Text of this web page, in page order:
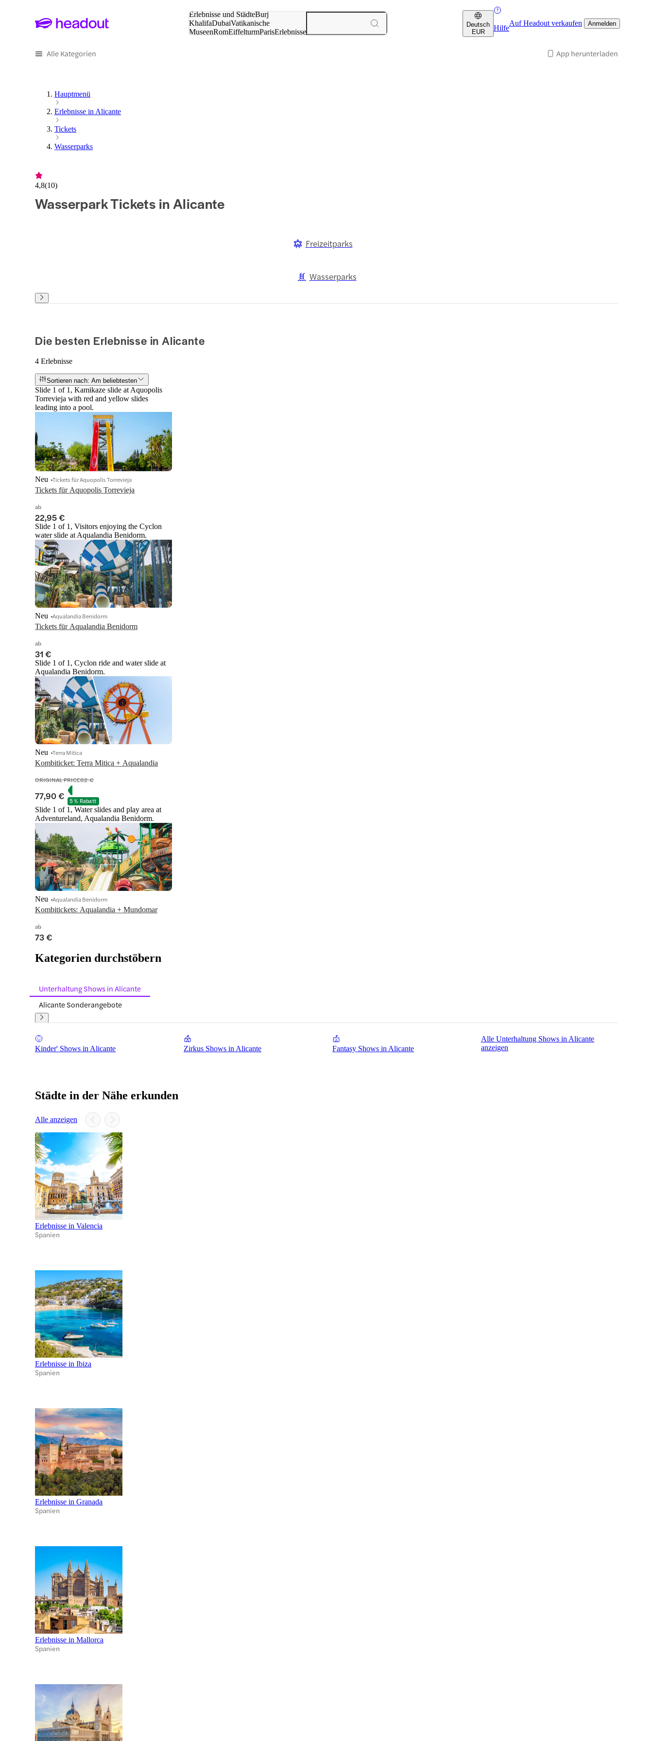
Erlebnisse und StädteBurj
KhalifaDubaiVatikanische
MuseenRomEiffelturmParisErlebnisse
Deutsch
EUR
Hilfe
Auf Headout verkaufen Anmelden
Alle Kategorien App herunterladen
Hauptmenü
Erlebnisse in Alicante
Tickets
Wasserparks
4,8(10)
Wasserpark Tickets in Alicante
Freizeitparks
Wasserparks
Die besten Erlebnisse in Alicante
4 Erlebnisse
Sortieren nach: Am beliebtesten
Slide 1 of 1, Kamikaze slide at Aquopolis
Torrevieja with red and yellow slides
leading into a pool.
Tickets für Aquopolis Torrevieja
Neu Tickets für Aquopolis Torrevieja
ab
22,95 €
Slide 1 of 1, Visitors enjoying the Cyclon
water slide at Aqualandia Benidorm.
Tickets für Aqualandia Benidorm
Neu Aqualandia Benidorm
ab
31 €
Slide 1 of 1, Cyclon ride and water slide at
Aqualandia Benidorm.
Kombiticket: Terra Mitica + Aqualandia
Neu Terra Mitica
ORIGINAL PRICE82 €
77,90 € 5 % Rabatt
Slide 1 of 1, Water slides and play area at
Adventureland, Aqualandia Benidorm.
Kombitickets: Aqualandia + Mundomar
Neu Aqualandia Benidorm
ab
73 €
Kategorien durchstöbern
Unterhaltung Shows in Alicante
Alicante Sonderangebote
Kinder' Shows in Alicante Zirkus Shows in Alicante Fantasy Shows in Alicante
Alle Unterhaltung Shows in Alicante
anzeigen
Städte in der Nähe erkunden
Alle anzeigen
Erlebnisse in Valencia
Spanien
Erlebnisse in Ibiza
Spanien
Erlebnisse in Granada
Spanien
Erlebnisse in Mallorca
Spanien